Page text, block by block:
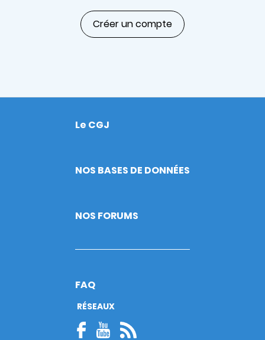
Créer un compte
Footer
Le CGJ
NOS BASES DE DONNÉES
NOS FORUMS
FAQ
RÉSEAUX